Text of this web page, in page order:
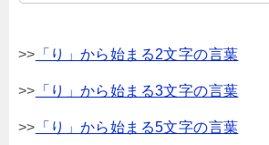
>> 「り」から始まる2文字の言葉
>> 「り」から始まる3文字の言葉
>> 「り」から始まる5文字の言葉